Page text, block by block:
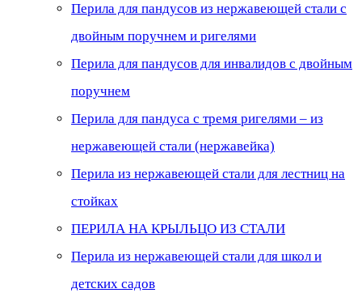
Перила для пандусов из нержавеющей стали с
двойным поручнем и ригелями
Перила для пандусов для инвалидов с двойным
поручнем
Перила для пандуса с тремя ригелями – из
нержавеющей стали (нержавейка)
Перила из нержавеющей стали для лестниц на
стойках
ПЕРИЛА НА КРЫЛЬЦО ИЗ СТАЛИ
Перила из нержавеющей стали для школ и
детских садов